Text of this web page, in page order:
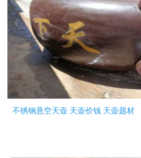
不锈钢悬空天壶 天壶价钱 天壶题材